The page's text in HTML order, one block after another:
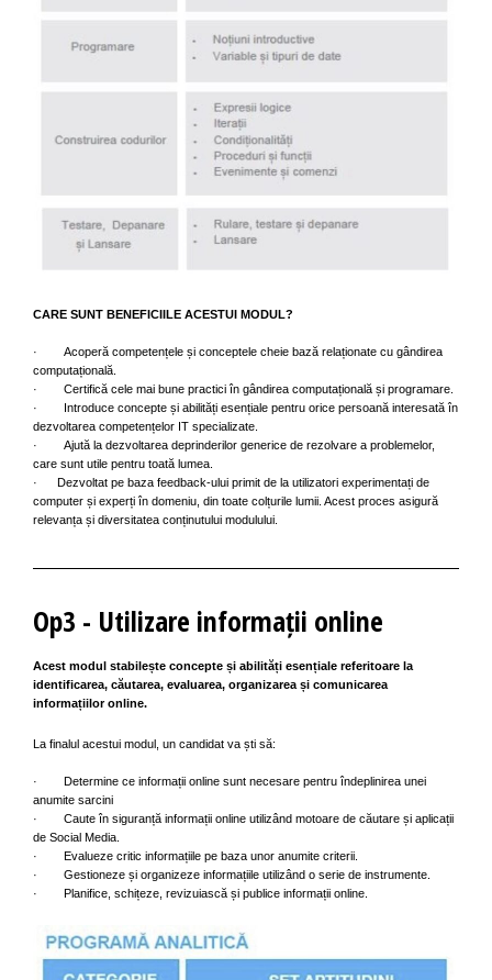
CARE SUNT BENEFICIILE ACESTUI MODUL?
· Acoperă competențele și conceptele cheie bază relaționate cu gândirea
computațională.
· Certifică cele mai bune practici în gândirea computațională și programare.
· Introduce concepte și abilități esențiale pentru orice persoană interesată în
dezvoltarea competențelor IT specializate.
· Ajută la dezvoltarea deprinderilor generice de rezolvare a problemelor,
care sunt utile pentru toată lumea.
· Dezvoltat pe baza feedback-ului primit de la utilizatori experimentați de
computer și experți în domeniu, din toate colțurile lumii. Acest proces asigură
relevanța și diversitatea conținutului modulului.
Op3 - Utilizare informații online
Acest modul stabilește concepte și abilități esențiale referitoare la
identificarea, căutarea, evaluarea, organizarea și comunicarea
informațiilor online.
La finalul acestui modul, un candidat va ști să:
· Determine ce informații online sunt necesare pentru îndeplinirea unei
anumite sarcini
· Caute în siguranță informații online utilizând motoare de căutare și aplicații
de Social Media.
· Evalueze critic informațiile pe baza unor anumite criterii.
· Gestioneze și organizeze informațiile utilizând o serie de instrumente.
· Planifice, schițeze, revizuiască și publice informații online.